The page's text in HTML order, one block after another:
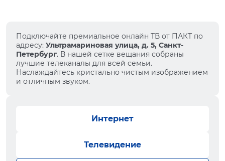
Подключайте премиальное онлайн ТВ от ПАКТ по
адресу: Ультрамариновая улица, д. 5, Санкт-
Петербург. В нашей сетке вещания собраны
лучшие телеканалы для всей семьи.
Наслаждайтесь кристально чистым изображением
и отличным звуком.
Интернет
Телевидение